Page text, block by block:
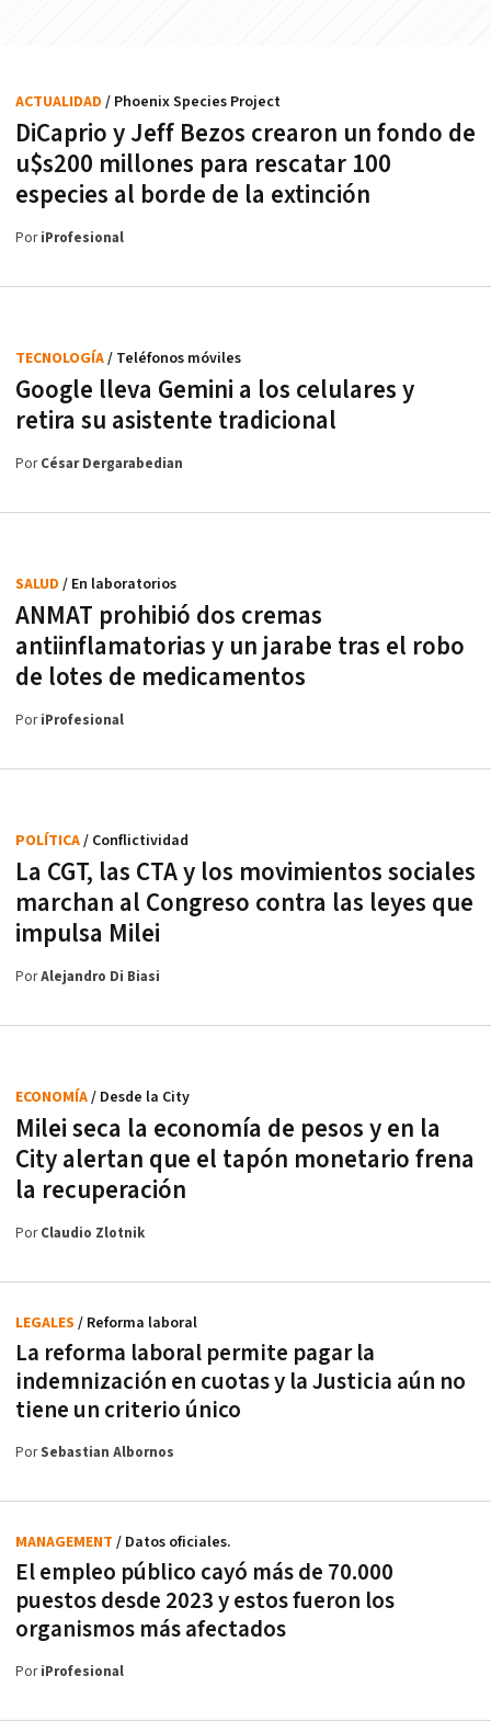
DiCaprio y Jeff Bezos crearon un fondo de
u$s200 millones para rescatar 100
especies al borde de la extinción
ACTUALIDAD / Phoenix Species Project
PoriProfesional
Google lleva Gemini a los celulares y
retira su asistente tradicional
TECNOLOGÍA/ Teléfonos móviles
PorCésar Dergarabedian
ANMAT prohibió dos cremas
antiinflamatorias y un jarabe tras el robo
de lotes de medicamentos
SALUD / En laboratorios
PoriProfesional
La CGT, las CTA y los movimientos sociales
marchan al Congreso contra las leyes que
impulsa Milei
POLÍTICA/ Conflictividad
PorAlejandro Di Biasi
Milei seca la economía de pesos y en la
City alertan que el tapón monetario frena
la recuperación
ECONOMÍA/ Desde la City
PorClaudio Zlotnik
La reforma laboral permite pagar la
indemnización en cuotas y la Justicia aún no
tiene un criterio único
LEGALES / Reforma laboral
PorSebastian Albornos
El empleo público cayó más de 70.000
puestos desde 2023 y estos fueron los
organismos más afectados
MANAGEMENT / Datos oficiales.
PoriProfesional